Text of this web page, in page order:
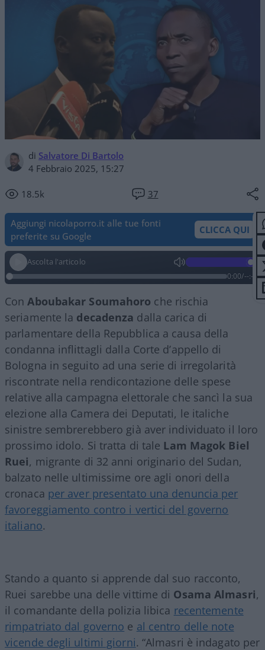
di Salvatore Di Bartolo
4 Febbraio 2025, 15:27
18.5k 37
Aggiungi nicolaporro.it alle tue fonti
preferite su Google
CLICCA QUI
Ascolta l'articolo
0:00/--:--
ConAboubakar Soumahoro che rischia
seriamente la decadenza dalla carica di
parlamentare della Repubblica a causa della
condanna inflittagli dalla Corte d’appello di
Bologna in seguito ad una serie di irregolarità
riscontrate nella rendicontazione delle spese
relative alla campagna elettorale che sancì la sua
elezione alla Camera dei Deputati, le italiche
sinistre sembrerebbero già aver individuato il loro
prossimo idolo. Si tratta di tale Lam Magok Biel
Ruei, migrante di 32 anni originario del Sudan,
balzato nelle ultimissime ore agli onori della
cronaca per aver presentato una denuncia per
favoreggiamento contro i vertici del governo
italiano.
Stando a quanto si apprende dal suo racconto,
Ruei sarebbe una delle vittime di Osama Almasri,
il comandante della polizia libica recentemente
rimpatriato dal governo e al centro delle note
vicende degli ultimi giorni. “Almasri è indagato per